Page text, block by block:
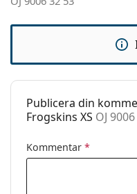
Kategori:
Sport:
Kod:
OJ
Publicera din
Frogskins XS OJ
Kommentar *